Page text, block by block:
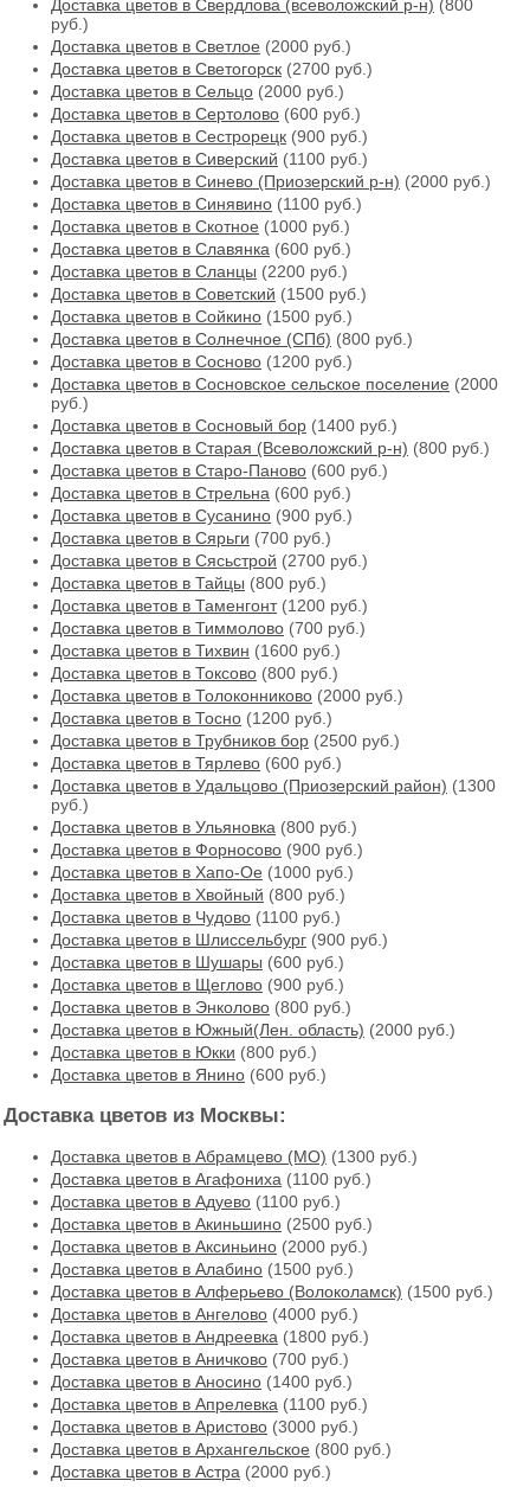
Доставка цветов в Свердлова (всеволожский р-н) (800
руб.)
Доставка цветов в Светлое (2000 руб.)
Доставка цветов в Светогорск (2700 руб.)
Доставка цветов в Сельцо (2000 руб.)
Доставка цветов в Сертолово (600 руб.)
Доставка цветов в Сестрорецк (900 руб.)
Доставка цветов в Сиверский (1100 руб.)
Доставка цветов в Синево (Приозерский р-н) (2000 руб.)
Доставка цветов в Синявино (1100 руб.)
Доставка цветов в Скотное (1000 руб.)
Доставка цветов в Славянка (600 руб.)
Доставка цветов в Сланцы (2200 руб.)
Доставка цветов в Советский (1500 руб.)
Доставка цветов в Сойкино (1500 руб.)
Доставка цветов в Солнечное (СПб) (800 руб.)
Доставка цветов в Сосново (1200 руб.)
Доставка цветов в Сосновское сельское поселение (2000
руб.)
Доставка цветов в Сосновый бор (1400 руб.)
Доставка цветов в Старая (Всеволожский р-н) (800 руб.)
Доставка цветов в Старо-Паново (600 руб.)
Доставка цветов в Стрельна (600 руб.)
Доставка цветов в Сусанино (900 руб.)
Доставка цветов в Сярьги (700 руб.)
Доставка цветов в Сясьстрой (2700 руб.)
Доставка цветов в Тайцы (800 руб.)
Доставка цветов в Таменгонт(1200 руб.)
Доставка цветов в Тиммолово (700 руб.)
Доставка цветов в Тихвин (1600 руб.)
Доставка цветов в Токсово (800 руб.)
Доставка цветов в Толоконниково (2000 руб.)
Доставка цветов в Тосно (1200 руб.)
Доставка цветов в Трубников бор (2500 руб.)
Доставка цветов в Тярлево (600 руб.)
Доставка цветов в Удальцово (Приозерский район) (1300
руб.)
Доставка цветов в Ульяновка (800 руб.)
Доставка цветов в Форносово (900 руб.)
Доставка цветов в Хапо-Ое (1000 руб.)
Доставка цветов в Хвойный (800 руб.)
Доставка цветов в Чудово (1100 руб.)
Доставка цветов в Шлиссельбург (900 руб.)
Доставка цветов в Шушары (600 руб.)
Доставка цветов в Щеглово (900 руб.)
Доставка цветов в Энколово (800 руб.)
Доставка цветов в Южный(Лен. область) (2000 руб.)
Доставка цветов в Юкки (800 руб.)
Доставка цветов в Янино (600 руб.)
Доставка цветов из Москвы:
Доставка цветов в Абрамцево (МО) (1300 руб.)
Доставка цветов в Агафониха (1100 руб.)
Доставка цветов в Адуево (1100 руб.)
Доставка цветов в Акиньшино (2500 руб.)
Доставка цветов в Аксиньино (2000 руб.)
Доставка цветов в Алабино (1500 руб.)
Доставка цветов в Алферьево (Волоколамск) (1500 руб.)
Доставка цветов в Ангелово (4000 руб.)
Доставка цветов в Андреевка (1800 руб.)
Доставка цветов в Аничково (700 руб.)
Доставка цветов в Аносино (1400 руб.)
Доставка цветов в Апрелевка (1100 руб.)
Доставка цветов в Аристово (3000 руб.)
Доставка цветов в Архангельское (800 руб.)
Доставка цветов в Астра (2000 руб.)